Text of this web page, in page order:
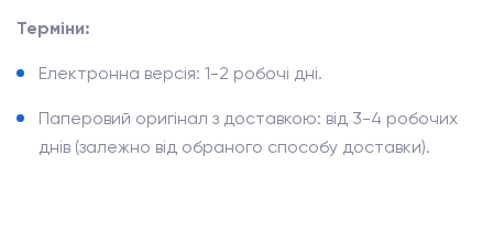
Терміни:
Електронна версія: 1-2 робочі дні.
Паперовий оригінал з доставкою: від 3-4 робочих
днів (залежно від обраного способу доставки).